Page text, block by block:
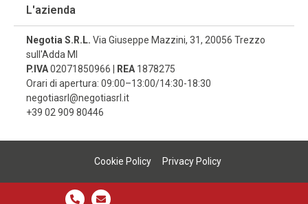
L'azienda
Negotia S.R.L. Via Giuseppe Mazzini, 31, 20056 Trezzo
sull'Adda MI
P.IVA02071850966 | REA 1878275
Orari di apertura: 09:00–13:00/14:30-18:30
negotiasrl@negotiasrl.it
+39 02 909 80446
Cookie Policy Privacy Policy